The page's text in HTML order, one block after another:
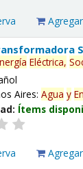
Eléctrica,
Aires:Agua y
Ítems